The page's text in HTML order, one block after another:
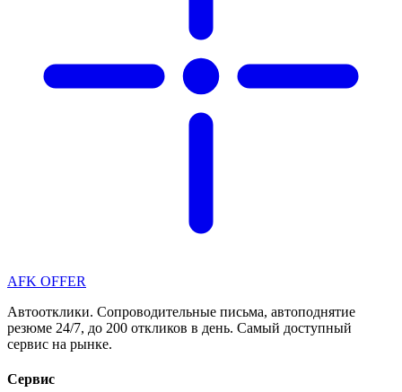
AFK OFFER
Автоотклики. Сопроводительные письма, автоподнятие
резюме 24/7, до 200 откликов в день. Самый доступный
сервис на рынке.
Сервис